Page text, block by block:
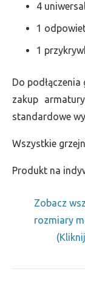
4
1
1
Do
zakup
standardowe
Wszystkie
Produkt na
Zobacz
rozmiary